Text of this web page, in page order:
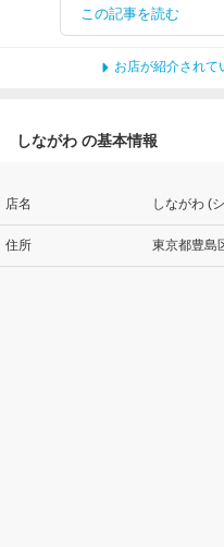
この記事を読む
お店が紹介されて
しながわ の基本情報
店名 しながわ (
住所 東京都豊島